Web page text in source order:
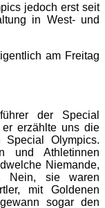
jedoch erst seit
in West- und
am Freitag
der Special
erzählte uns die
Olympics.
und Athletinnen
Niemande,
Nein, sie waren
mit Goldenen
sogar den